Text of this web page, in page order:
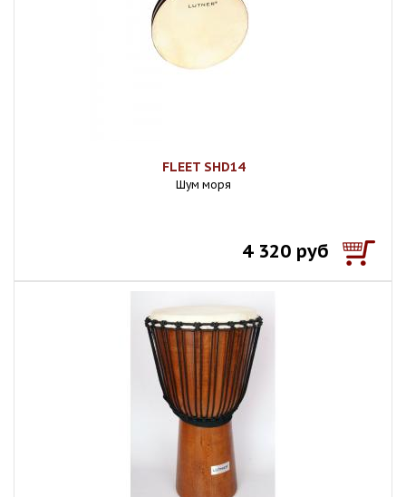
FLEET SHD14
Шум моря
4 320 руб